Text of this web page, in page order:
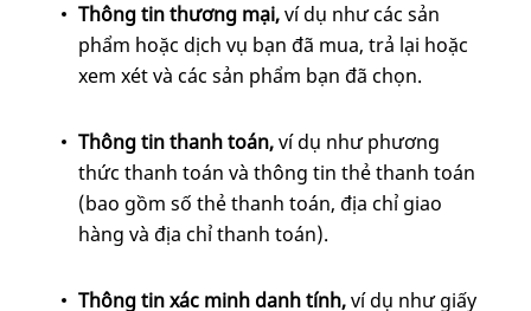
Thông tin thương mại,ví dụ như các sản
phẩm hoặc dịch vụ bạn đã mua, trả lại hoặc
xem xét và các sản phẩm bạn đã chọn.
Thông tin thanh toán,ví dụ như phương
thức thanh toán và thông tin thẻ thanh toán
(bao gồm số thẻ thanh toán, địa chỉ giao
hàng và địa chỉ thanh toán).
Thông tin xác minh danh tính,ví dụ như giấy